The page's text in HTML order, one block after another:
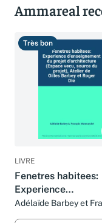
Ammareal
Très bon
LIVRE
Fenetres habitees:
Experience
d'enseignement du
projet
Adélaïde Barbey et